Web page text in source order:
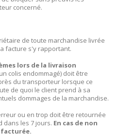
concerné.
de toute marchandise livrée
facture s'y rapportant.
lors de la livraison
colis endommagé) doit être
du transporteur lorsque ce
de quoi le client prend à sa
dommages de la marchandise.
ou en trop doit être retournée
dans les 7 jours. En cas de non
facturée.